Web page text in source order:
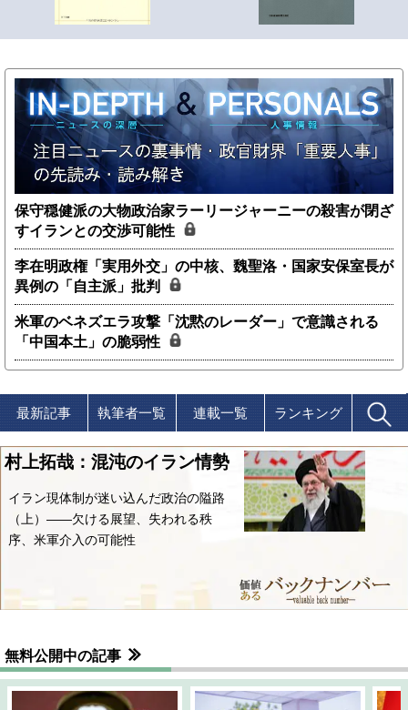
保守穏健派の大物政治家ラーリージャーニーの殺害が閉ざ
すイランとの交渉可能性
李在明政権「実用外交」の中核、魏聖洛・国家安保室長が
異例の「自主派」批判
米軍のベネズエラ攻撃「沈黙のレーダー」で意識される
「中国本土」の脆弱性
最新記事 執筆者一覧 連載一覧 ランキング
村上拓哉：混沌のイラン情勢
イラン現体制が迷い込んだ政治の隘路
（上）――欠ける展望、失われる秩
序、米軍介入の可能性
無料公開中の記事